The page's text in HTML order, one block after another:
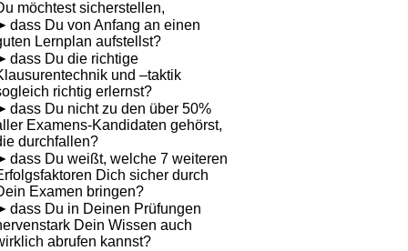
möchtest sicherstellen,
dass Du von Anfang an einen
Lernplan aufstellst?
dass Du die richtige
und –taktik
richtig erlernst?
dass Du nicht zu den über 50%
Examens-Kandidaten gehörst,
durchfallen?
dass Du weißt, welche 7 weiteren
Dich sicher durch
Examen bringen?
dass Du in Deinen Prüfungen
Dein Wissen auch
abrufen kannst?